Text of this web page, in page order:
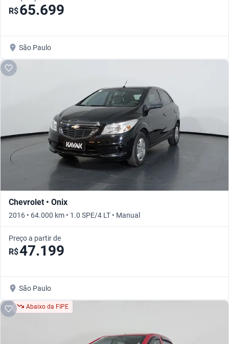
R$65.699
São Paulo
Chevrolet • Onix
2016 • 64.000 km • 1.0 SPE/4 LT • Manual
Preço a partir de
R$47.199
São Paulo
Abaixo da FIPE